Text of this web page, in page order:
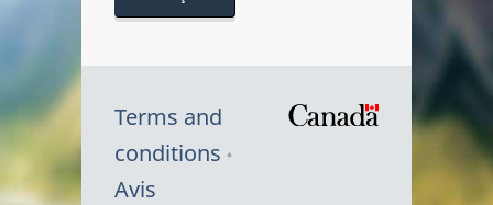
Terms and
conditions
Avis